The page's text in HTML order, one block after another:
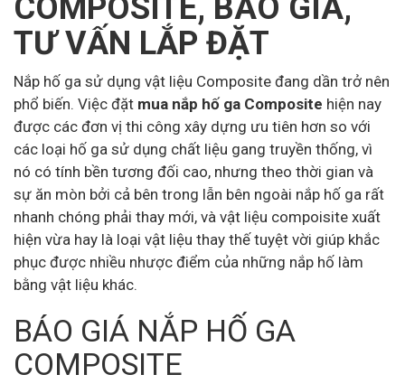
COMPOSITE, BÁO GIÁ,
TƯ VẤN LẮP ĐẶT
Nắp hố ga sử dụng vật liệu Composite đang dần trở nên
phổ biến. Việc đặt mua nắp hố ga Composite hiện nay
được các đơn vị thi công xây dựng ưu tiên hơn so với
các loại hố ga sử dụng chất liệu gang truyền thống, vì
nó có tính bền tương đối cao, nhưng theo thời gian và
sự ăn mòn bởi cả bên trong lẫn bên ngoài nắp hố ga rất
nhanh chóng phải thay mới, và vật liệu compoisite xuất
hiện vừa hay là loại vật liệu thay thế tuyệt vời giúp khắc
phục được nhiều nhược điểm của những nắp hố làm
bằng vật liệu khác.
BÁO GIÁ NẮP HỐ GA
COMPOSITE